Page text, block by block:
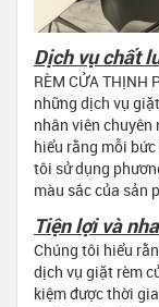
Dịch vụ chất
RÈM CỬA THỊNH
những dịch vụ
nhân viên
hiểu rằng mỗi
tôi sử dụng
màu sắc của sản
Tiện lợi và
Chúng tôi hiểu
dịch vụ giặt rèm
kiệm được thời